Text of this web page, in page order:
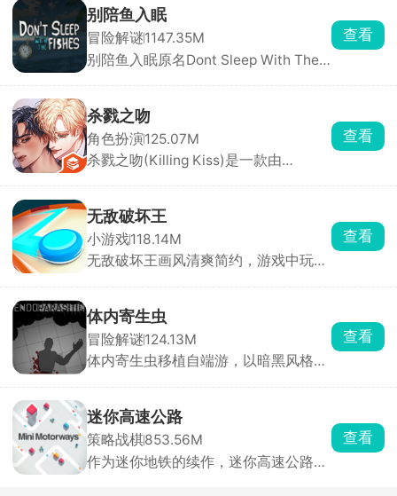
自由匹配不同对手，操控火柴人移动、
投掷武器展开激烈对战，可使用的武器
道具十分丰富，木棒、火箭炮、手雷等
应有尽有。游戏目标简单直接，就是先
别陪鱼入眠
冒险解谜1147.35M
别陪鱼入眠原名Dont Sleep With The
Steam移植至手机端的末日恐怖生存游
戏。游戏采用PSX复古低多边形风格，
以第一人称视角展开。玩家扮演一名船
长，船只正在沉没，你只有60秒的逃生
逃生。
查看
杀戮之吻
角色扮演125.07M
杀戮之吻(Killing Kiss)是一款由
的危险世界中求生，同时与多位性格迥
异的男性角色建立亲密关系。游戏采用
分支叙事机制，每一次对话选项都至关
重要，将直接影响角色关系走向与最终
查看
无敌破坏王
小游戏118.14M
无敌破坏王画风清爽简约，游戏中玩家
击碎则直接判定失败。看起来轻松简
单，实则每一局都是攻防博弈，你需要
灵活规划攻击路径，同时时刻警惕对手
的反击。快速反应与精准操作缺一不
查看
体内寄生虫
冒险解谜124.13M
体内寄生虫移植自端游，以暗黑风格的
在吞噬你的身体，而你只剩一只手臂可
以使用。为了活下去，你必须深入阴暗
的实验室，搜寻止血绷带和驱虫疫苗来
压制体内的寄生虫，同时收集枪械弹
查看
迷你高速公路
策略战棋853.56M
作为迷你地铁的续作，迷你高速公路延
查看